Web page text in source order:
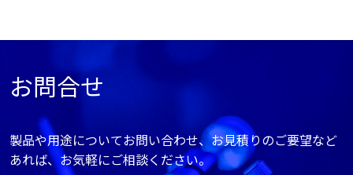
お問合せ
製品や用途についてお問い合わせ、お見積りのご要望など
あれば、お気軽にご相談ください。